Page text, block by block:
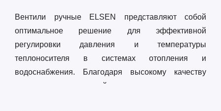
Вентили ручные ELSEN представляют собой
оптимальное решение для эффективной
регулировки давления и температуры
теплоносителя в системах отопления и
водоснабжения. Благодаря высокому качеству
материалов и точной инженерии, продукция